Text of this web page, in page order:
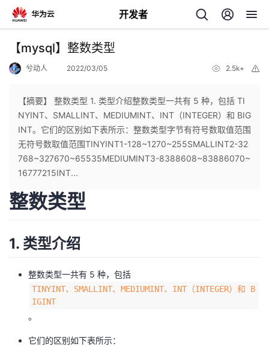
开发者
返
个
人
主
我
的
我
【mysql】整数类型
兮动人 2022/03/05 2.5k+
【摘要】 整数类型 1. 类型介绍整数类型一共有 5 种，包括 TI
NYINT、SMALLINT、MEDIUMINT、INT（INTEGER）和 BIG
INT。它们的区别如下表所示：整数类型字节有符号数取值范围
无符号数取值范围TINYINT1-128~1270~255SMALLINT2-32
768~327670~65535MEDIUMINT3-8388608~83886070~
16777215INT...
整数类型
1. 类型介绍
整数类型一共有 5 种，包括
TINYINT、SMALLINT、MEDIUMINT、INT（INTEGER）和 B
IGINT
。
它们的区别如下表所示：